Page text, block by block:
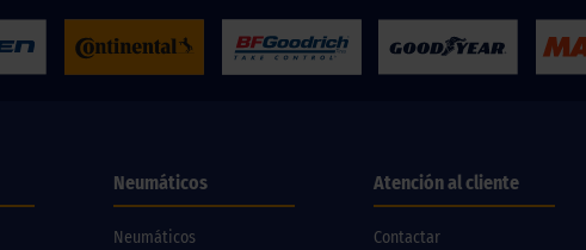
Neumáticos
Neumáticos
Atención al cliente
Contactar